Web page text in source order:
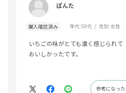
ぽんた
購入確認済み 年代:50代 性別:女性
いちごの味がとても濃く感じられて
おいしかったです。
参考になった